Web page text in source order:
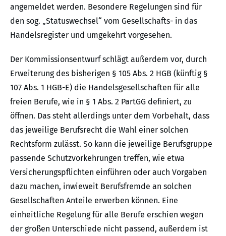
angemeldet werden. Besondere Regelungen sind für
den sog. „Statuswechsel“ vom Gesellschafts- in das
Handelsregister und umgekehrt vorgesehen.
Der Kommissionsentwurf schlägt außerdem vor, durch
Erweiterung des bisherigen § 105 Abs. 2 HGB (künftig §
107 Abs. 1 HGB-E) die Handelsgesellschaften für alle
freien Berufe, wie in § 1 Abs. 2 PartGG definiert, zu
öffnen. Das steht allerdings unter dem Vorbehalt, dass
das jeweilige Berufsrecht die Wahl einer solchen
Rechtsform zulässt. So kann die jeweilige Berufsgruppe
passende Schutzvorkehrungen treffen, wie etwa
Versicherungspflichten einführen oder auch Vorgaben
dazu machen, inwieweit Berufsfremde an solchen
Gesellschaften Anteile erwerben können. Eine
einheitliche Regelung für alle Berufe erschien wegen
der großen Unterschiede nicht passend, außerdem ist